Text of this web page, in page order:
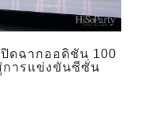
ปิดฉากออดิชัน 100
การแข่งขันซีซั่น